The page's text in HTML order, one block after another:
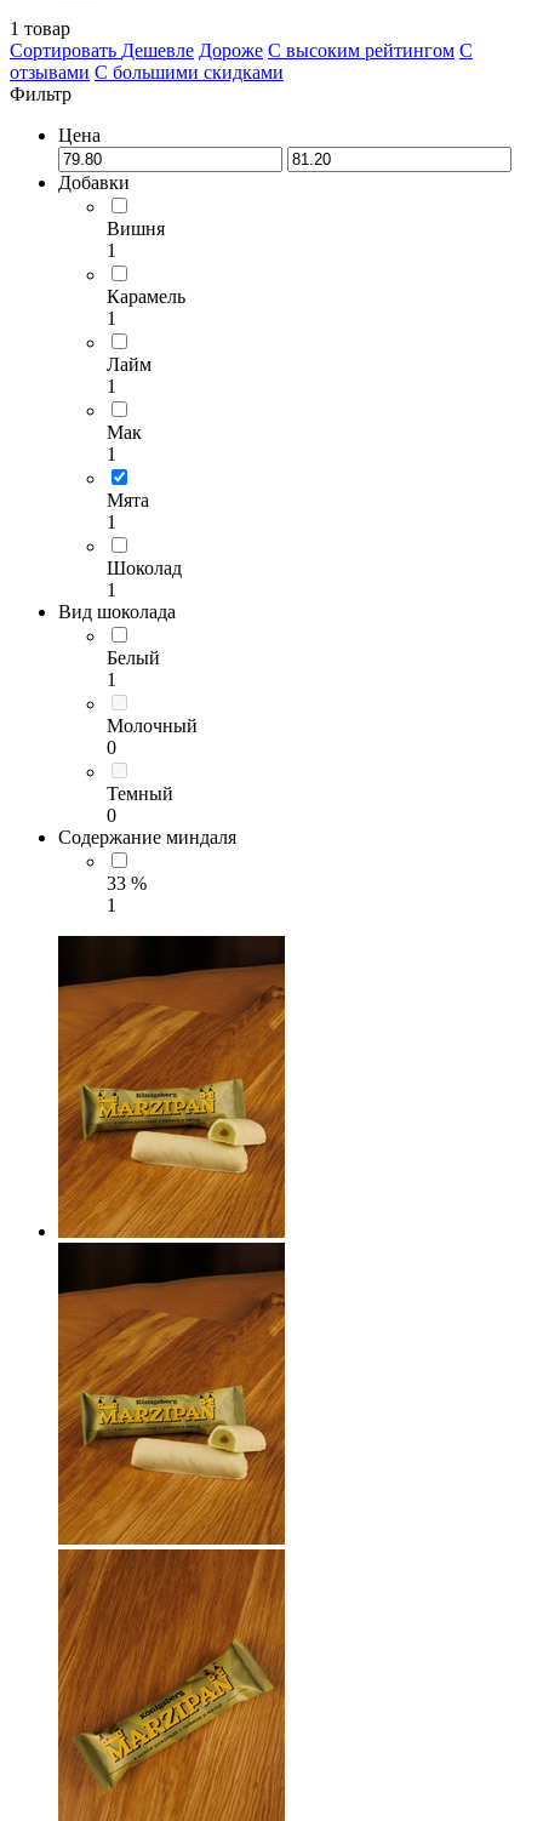
1 товар
Сортировать Дешевле Дороже С высоким рейтингом C
отзывами С большими скидками
Фильтр
Цена
Добавки
Вишня
1
Карамель
1
Лайм
1
Мак
1
Мята
1
Шоколад
1
Вид шоколада
Белый
1
Молочный
0
Темный
0
Содержание миндаля
33 %
1